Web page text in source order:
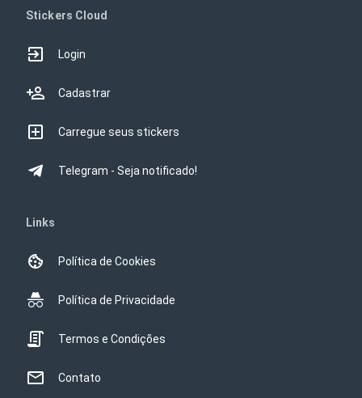
Stickers Cloud
Login
Cadastrar
Carregue seus stickers
Telegram - Seja notificado!
Links
Política de Cookies
Política de Privacidade
Termos e Condições
Contato